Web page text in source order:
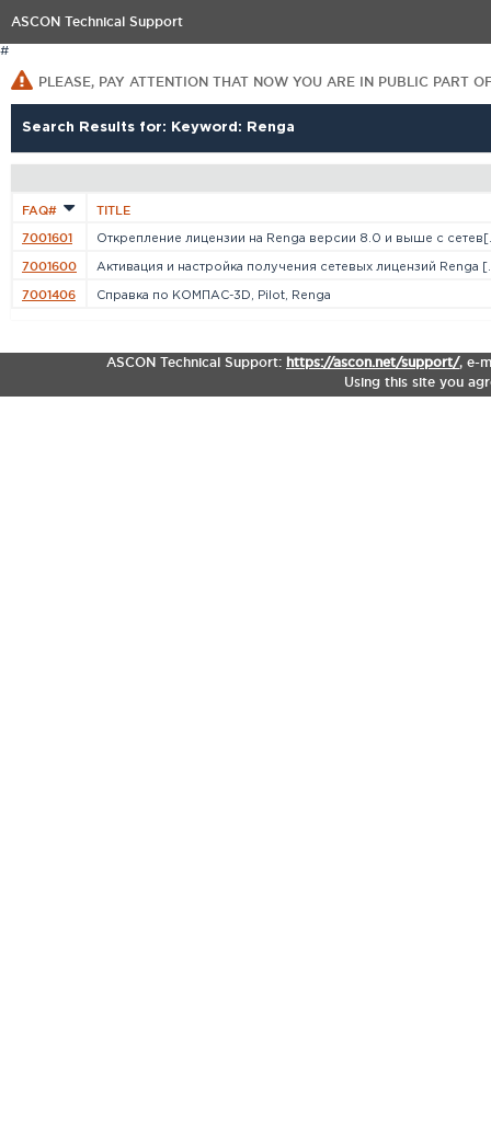
ASCON Technical Support
#
PLEASE, PAY ATTENTION THAT NOW YOU ARE IN PUBLIC PART
Search Results for: Keyword: Renga
FAQ# TITLE
7001601 Открепление лицензии на Renga версии 8.0 и выше с
7001600 Активация и настройка получения сетевых лицензий Renga
7001406 Справка по КОМПАС-3D, Pilot, Renga
ASCON Technical Support: https://ascon.net/support/, e-
Using this site you